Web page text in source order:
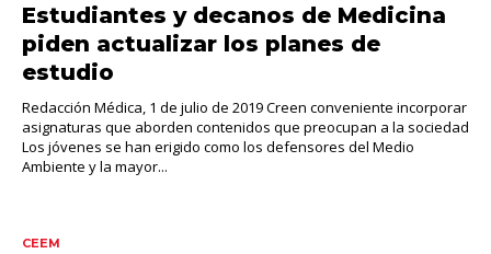
Estudiantes y decanos de Medicina
piden actualizar los planes de
estudio
Redacción Médica, 1 de julio de 2019 Creen conveniente incorporar
asignaturas que aborden contenidos que preocupan a la sociedad
Los jóvenes se han erigido como los defensores del Medio
Ambiente y la mayor...
CEEM